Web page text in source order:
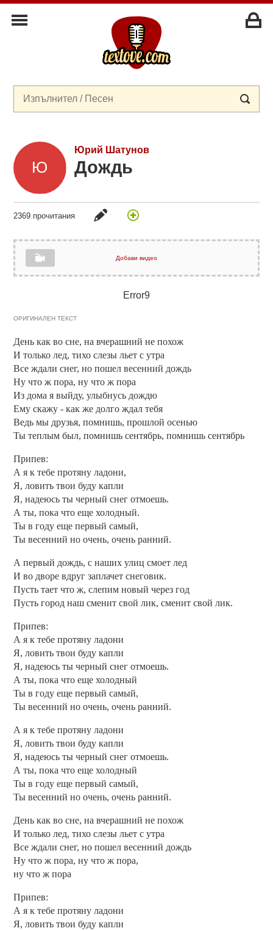
Юрий Шатунов
Дождь
2369 прочитания
Добави видео
Error9
ОРИГИНАЛЕН ТЕКСТ
День как во сне, на вчерашний не похож
И только лед, тихо слезы льет с утра
Все ждали снег, но пошел весенний дождь
Ну что ж пора, ну что ж пора
Из дома я выйду, улыбнусь дождю
Ему скажу - как же долго ждал тебя
Ведь мы друзья, помнишь, прошлой осенью
Ты теплым был, помнишь сентябрь, помнишь сентябрь
Припев:
А я к тебе протяну ладони,
Я, ловить твои буду капли
Я, надеюсь ты черный снег отмоешь.
А ты, пока что еще холодный.
Ты в году еще первый самый,
Ты весенний но очень, очень ранний.
А первый дождь, с наших улиц смоет лед
И во дворе вдруг заплачет снеговик.
Пусть тает что ж, слепим новый через год
Пусть город наш сменит свой лик, сменит свой лик.
Припев:
А я к тебе протяну ладони
Я, ловить твои буду капли
Я, надеюсь ты черный снег отмоешь.
А ты, пока что еще холодный
Ты в году еще первый самый,
Ты весенний но очень, очень ранний.
А я к тебе протяну ладони
Я, ловить твои буду капли
Я, надеюсь ты черный снег отмоешь.
А ты, пока что еще холодный
Ты в году еще первый самый,
Ты весенний но очень, очень ранний.
День как во сне, на вчерашний не похож
И только лед, тихо слезы льет с утра
Все ждали снег, но пошел весенний дождь
Ну что ж пора, ну что ж пора,
ну что ж пора
Припев:
А я к тебе протяну ладони
Я, ловить твои буду капли